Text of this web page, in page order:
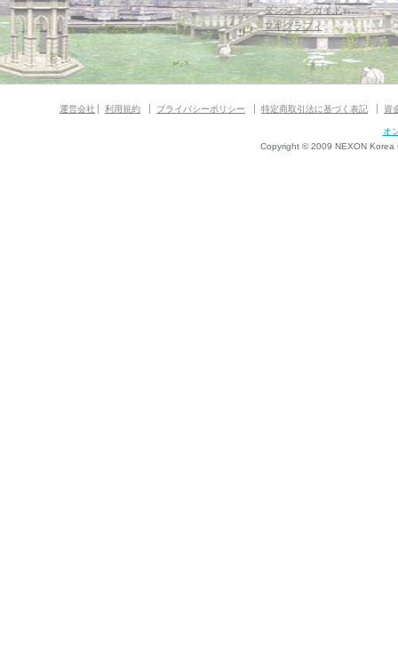
ダンジョンガイド
マギグラフィ
運営会社 利用規約 プライバシーポリシー 特定商取引法に基づく表記 資
オ
Copyright © 2009 NEXON Korea